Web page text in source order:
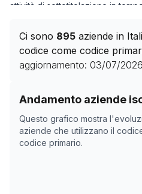
attività di sottotitolazione in
attività di attori indipendenti,
in vlog (video blog), vignettisti
indipendenti e altre attività di
Ci sono 895 aziende in
codice come codice
aggiornamento: 03/07/2026
Andamento aziende
Questo grafico mostra
aziende che utilizzano il
codice primario.
Storico numero di aziende
Data rilevazione
22/04/2025
07/11/2025